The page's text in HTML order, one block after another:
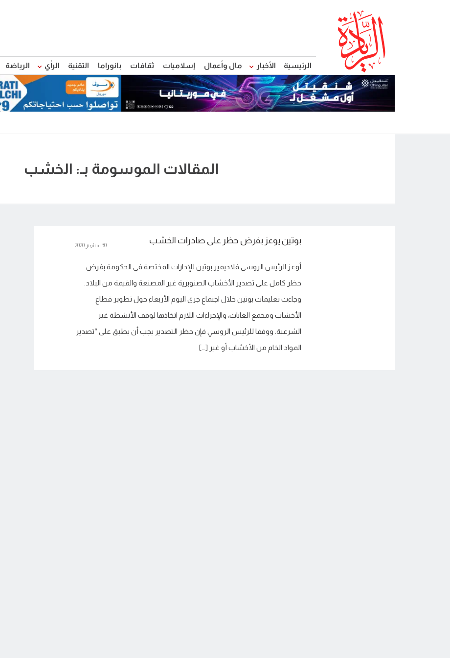
الرئيسية الأخبار مال وأعمال إسلاميات ثقافات بانوراما التقنية الرأي الرياضة
المقالات الموسومة بـ: الخشب
بوتين يوعز بفرض حظر على صادرات الخشب 30 سبتمبر 2020
أوعز الرئيس الروسي فلاديمير بوتين للإدارات المختصة في الحكومة بفرض
حظر كامل على تصدير الأخشاب الصنوبرية غير المصنعة والقيمة من البلاد.
وجاءت تعليمات بوتين خلال اجتماع جرى اليوم الأربعاء حول تطوير قطاع
الأخشاب ومجمع الغابات، والإجراءات اللازم اتخاذها لوقف الأنشطة غير
الشرعية. ووفقا للرئيس الروسي فإن حظر التصدير يجب أن يطبق على “تصدير
المواد الخام من الأخشاب أو غير […]